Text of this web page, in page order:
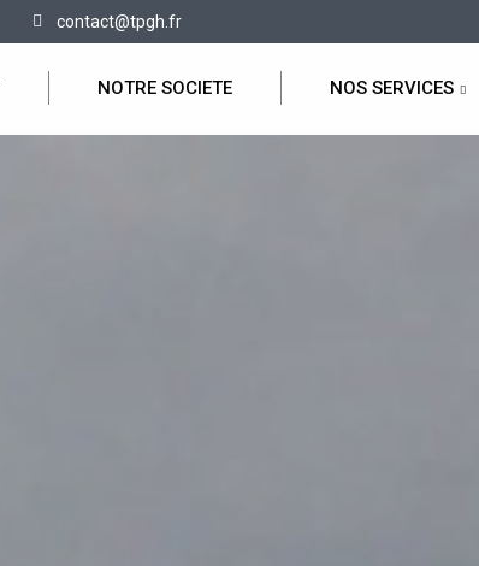
contact@tpgh.fr
NOTRE SOCIETE NOS SERVICES